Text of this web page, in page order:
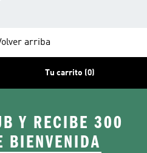
arriba
Tu carrito (0)
Y RECIBE 300
BIENVENIDA